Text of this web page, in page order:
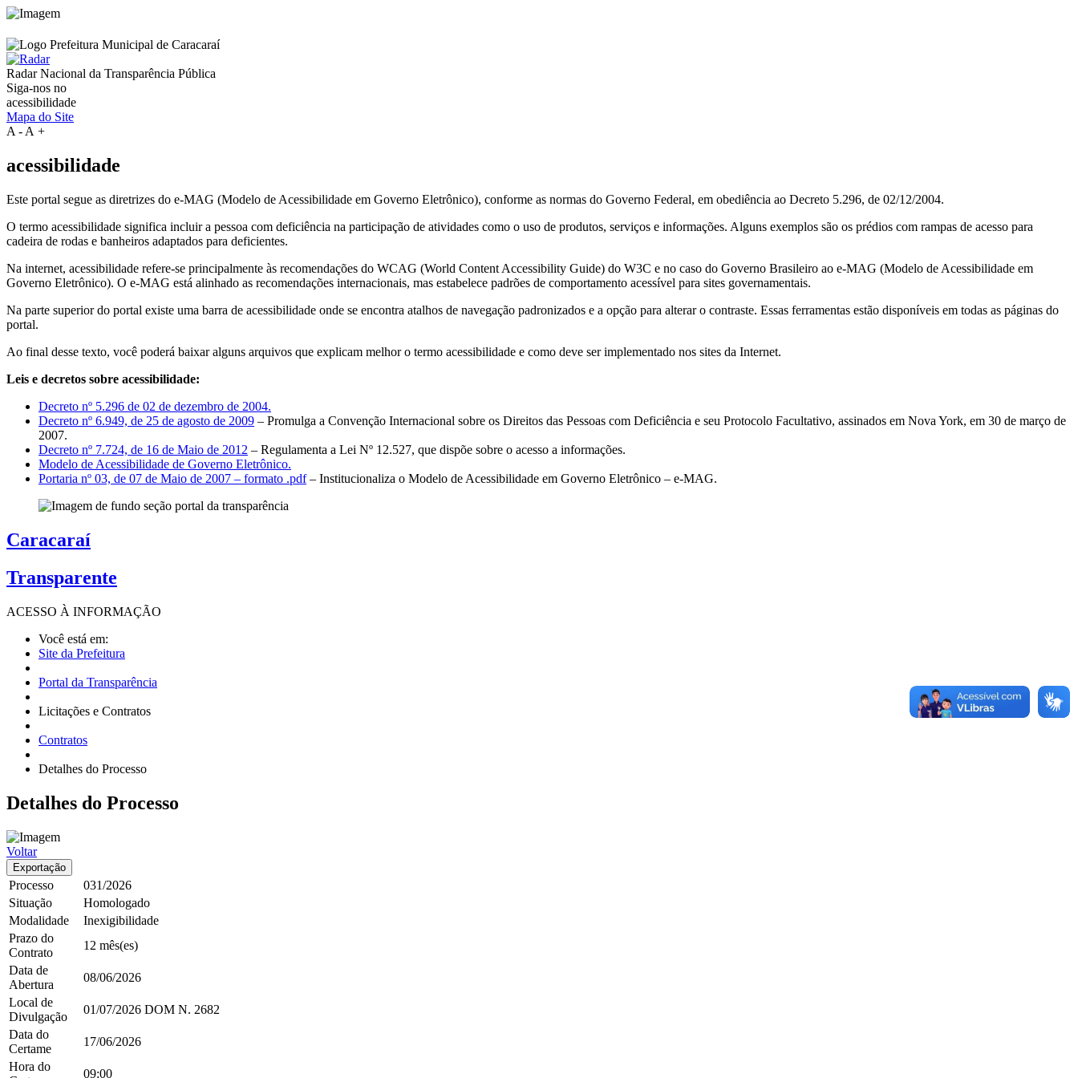
Radar Nacional da Transparência Pública
Siga-nos no
acessibilidade
Mapa do Site
A-A +
acessibilidade
Este portal segue as diretrizes do e-MAG (Modelo de Acessibilidade em Governo Eletrônico), conforme as normas do Governo Federal, em obediência ao Decreto 5.296, de 02/12/2004.
O termo acessibilidade significa incluir a pessoa com deficiência na participação de atividades como o uso de produtos, serviços e informações. Alguns exemplos são os prédios com rampas de acesso para
cadeira de rodas e banheiros adaptados para deficientes.
Na internet, acessibilidade refere-se principalmente às recomendações do WCAG (World Content Accessibility Guide) do W3C e no caso do Governo Brasileiro ao e-MAG (Modelo de Acessibilidade em
Governo Eletrônico). O e-MAG está alinhado as recomendações internacionais, mas estabelece padrões de comportamento acessível para sites governamentais.
Na parte superior do portal existe uma barra de acessibilidade onde se encontra atalhos de navegação padronizados e a opção para alterar o contraste. Essas ferramentas estão disponíveis em todas as páginas do
portal.
Ao final desse texto, você poderá baixar alguns arquivos que explicam melhor o termo acessibilidade e como deve ser implementado nos sites da Internet.
Leis e decretos sobre acessibilidade:
Decreto nº 5.296 de 02 de dezembro de 2004.
Decreto nº 6.949, de 25 de agosto de 2009 – Promulga a Convenção Internacional sobre os Direitos das Pessoas com Deficiência e seu Protocolo Facultativo, assinados em Nova York, em 30 de março de
2007.
Decreto nº 7.724, de 16 de Maio de 2012 – Regulamenta a Lei Nº 12.527, que dispõe sobre o acesso a informações.
Modelo de Acessibilidade de Governo Eletrônico.
Portaria nº 03, de 07 de Maio de 2007 – formato .pdf– Institucionaliza o Modelo de Acessibilidade em Governo Eletrônico – e-MAG.
Caracaraí
Transparente
ACESSO À INFORMAÇÃO
Você está em:
Site da Prefeitura
Portal da Transparência
Licitações e Contratos
Contratos
Detalhes do Processo
Detalhes do Processo
Voltar
Exportação
Processo
031/2026
Situação
Homologado
Modalidade
Inexigibilidade
Prazo do
Contrato
12 mês(es)
Data de
Abertura
08/06/2026
Local de
Divulgação
01/07/2026 DOM N. 2682
Data do
Certame
17/06/2026
Hora do
09:00